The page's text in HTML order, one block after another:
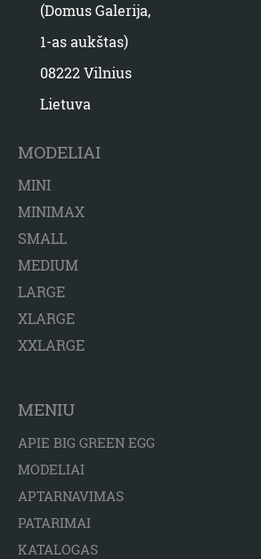
(Domus Galerija,
1-as aukštas)
08222 Vilnius
Lietuva
MODELIAI
MINI
MINIMAX
SMALL
MEDIUM
LARGE
XLARGE
XXLARGE
MENIU
APIE BIG GREEN EGG
MODELIAI
APTARNAVIMAS
PATARIMAI
KATALOGAS